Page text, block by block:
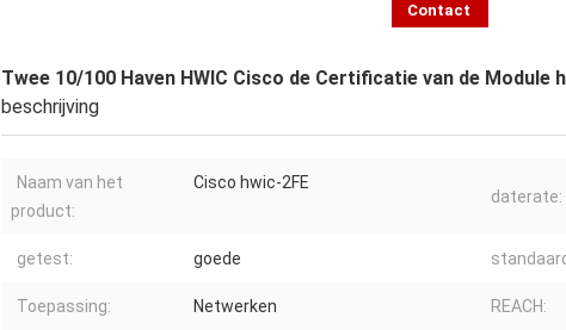
Contact
Twee 10/100 Haven HWIC Cisco de Certificatie van de Module
beschrijving
Naam van het
product:
Cisco hwic-2FE
daterate:
getest: goede
Toepassing: Netwerken REACH: